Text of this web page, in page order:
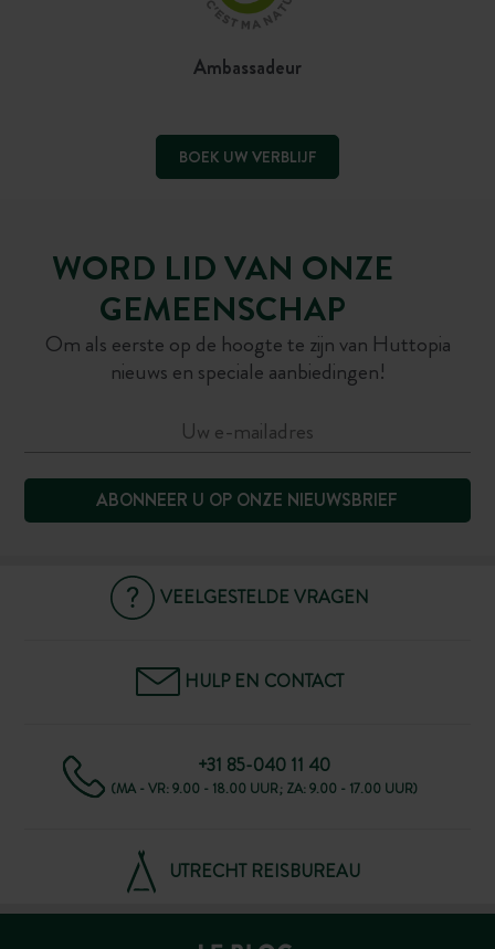
Ambassadeur
BOEK UW VERBLIJF
WORD LID VAN ONZE
GEMEENSCHAP
Om als eerste op de hoogte te zijn van Huttopia
nieuws en speciale aanbiedingen!
ABONNEER U OP ONZE NIEUWSBRIEF
VEELGESTELDE VRAGEN
HULP EN CONTACT
+31 85-040 11 40
(MA - VR: 9.00 - 18.00 UUR; ZA: 9.00 - 17.00 UUR)
UTRECHT REISBUREAU